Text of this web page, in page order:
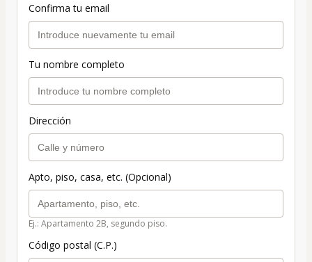
Confirma tu email
Tu nombre completo
Dirección
Apto, piso, casa, etc. (Opcional)
Ej.: Apartamento 2B, segundo piso.
Código postal (C.P.)